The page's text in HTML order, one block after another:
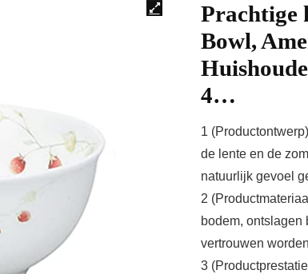
Prachtige
Bowl,
4…
1
de lente en de
natuurlijk gevoel
2
bodem, ontslagen
vertrouwen
3